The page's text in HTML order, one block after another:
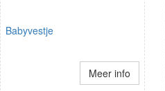
Babyvestje
Meer info